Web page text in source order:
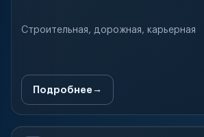
Строительная, дорожная, карьерная
Подробнее